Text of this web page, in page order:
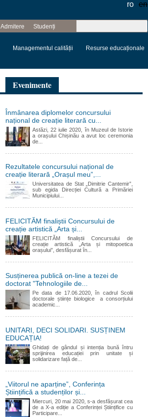
ro en
Admitere Studenți
Formular de
căutare
Managementul calității Resurse educaționale
Evenimente
Înmânarea diplomelor concursului
național de creație literară cu...
Astăzi, 22 iulie 2020, în Muzeul de Istorie
a orașului Chișinău a avut loc ceremonia
de...
Rezultatele concursului național de
creație literară „Orașul meu”,...
Universitatea de Stat „Dimitrie Cantemir”,
sub egida Direcției Cultură a Primăriei
Municipiului...
FELICITĂM finaliștii Concursului de
creație artistică „Arta și...
FELICITĂM finaliștii Concursului de
creație artistică „Arta și mitopoetica
orașului”, desfășurat în...
Susținerea publică on-line a tezei de
doctorat "Tehnologiile de...
Pe data de 17.06.2020, în cadrul Scolii
doctorale științe biologice a consorțiului
academic...
UNITARI, DECI SOLIDARI. SUSȚINEM
EDUCAȚIA!
Ghidați de gândul și intenția bună întru
sprijinirea educației prin unitate și
solidarizare față de...
„Viitorul ne aparține”, Conferința
Științifică a studenților și...
Miercuri, 20 mai 2020, s-a desfășurat cea
de a X-a ediție a Conferinței Științifice cu
Participare...